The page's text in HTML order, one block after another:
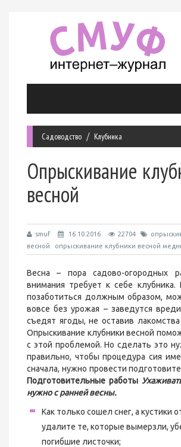
Садоводство Клубника
Опрыскивание
весной
smuf 16.10.2016 22704
весной
опрыскивание клубники весной
Весна – пора садово-огородных
внимания требует к себе
позаботиться должным образом,
вовсе без урожая – заведутся
съедят ягоды, не оставив
Опрыскивание клубники весной
с этой проблемой. Но сделать это
правильно, чтобы процедура сия
сначала, нужно провести
Подготовительные работы
нужно с ранней весны.
Как только сошел снег, а кустики
удалите те, которые вымерзли,
погибшие листочки;